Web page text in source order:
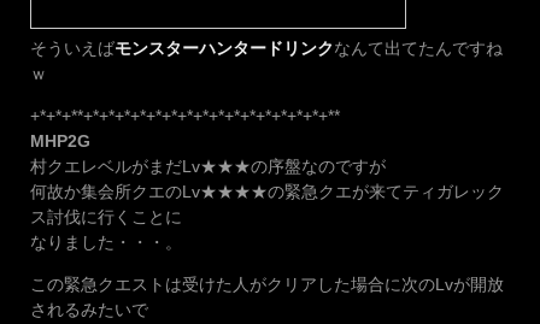
そういえばモンスターハンタードリンクなんて出てたんですね
ｗ
+*+*+**+*+*+*+*+*+*+*+*+*+*+*+*+*+*+*+**
MHP2G
村クエレベルがまだLv★★★の序盤なのですが
何故か集会所クエのLv★★★★の緊急クエが来てティガレック
ス討伐に行くことに
なりました・・・。
この緊急クエストは受けた人がクリアした場合に次のLvが開放
されるみたいで